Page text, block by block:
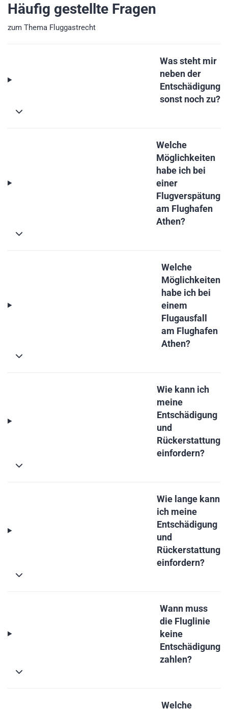
Häufig gestellte Fragen
zum Thema Fluggastrecht
Was steht mir
neben der
Entschädigung
sonst noch zu?
Welche
Möglichkeiten
habe ich bei
einer
Flugverspätung
am Flughafen
Athen?
Welche
Möglichkeiten
habe ich bei
einem
Flugausfall
am Flughafen
Athen?
Wie kann ich
meine
Entschädigung
und
Rückerstattung
einfordern?
Wie lange kann
ich meine
Entschädigung
und
Rückerstattung
einfordern?
Wann muss
die Fluglinie
keine
Entschädigung
zahlen?
Welche